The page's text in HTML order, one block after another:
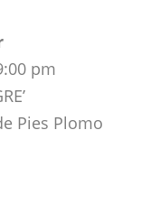
Pies Plomo
pm